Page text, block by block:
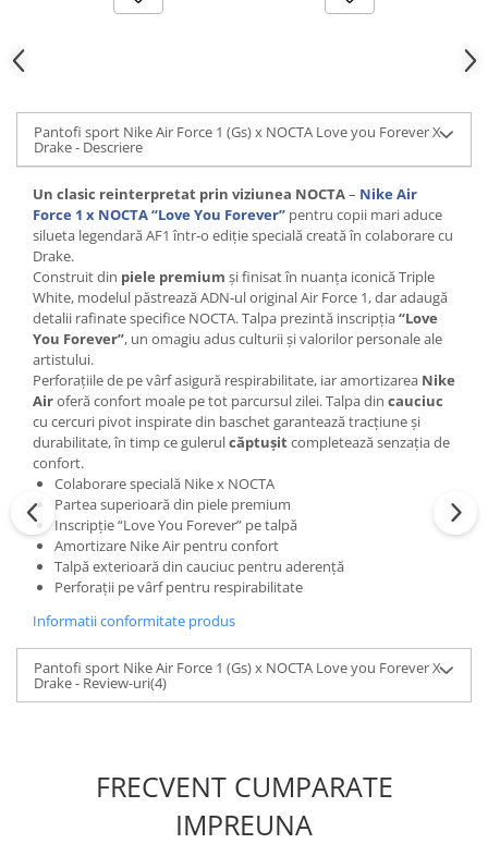
Pantofi sport Nike Air Force 1 (Gs) x NOCTA Love you Forever X
Drake - Descriere
Un clasic reinterpretat prin viziunea NOCTA– Nike Air
Force 1 x NOCTA “Love You Forever” pentru copii mari aduce
silueta legendară AF1 într-o ediție specială creată în colaborare cu
Drake.
Construit din piele premium și finisat în nuanța iconică Triple
White, modelul păstrează ADN‑ul original Air Force 1, dar adaugă
detalii rafinate specifice NOCTA. Talpa prezintă inscripția“Love
You Forever”, un omagiu adus culturii și valorilor personale ale
artistului.
Perforațiile de pe vârf asigură respirabilitate, iar amortizarea Nike
Airoferă confort moale pe tot parcursul zilei. Talpa din cauciuc
cu cercuri pivot inspirate din baschet garantează tracțiune și
durabilitate, în timp ce gulerulcăptușitcompletează senzația de
confort.
Colaborare specială Nike x NOCTA
Partea superioară din piele premium
Inscripție “Love You Forever” pe talpă
Amortizare Nike Air pentru confort
Talpă exterioară din cauciuc pentru aderență
Perforații pe vârf pentru respirabilitate
Informatii conformitate produs
Pantofi sport Nike Air Force 1 (Gs) x NOCTA Love you Forever X
Drake - Review-uri(4)
FRECVENT CUMPARATE
IMPREUNA